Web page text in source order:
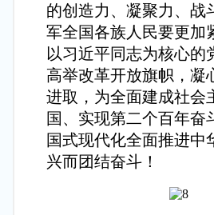
的创造力、凝聚力、战
军全国各族人民要更加
以习近平同志为核心的
高举改革开放旗帜，凝
进取，为全面建成社会
国、实现第二个百年奋
国式现代化全面推进中
兴而团结奋斗！